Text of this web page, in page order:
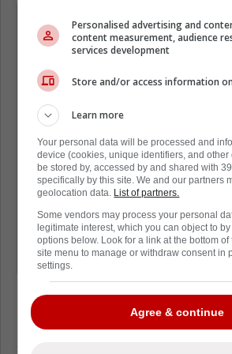
« Les deux joueurs
même position et n'ont pas
de la même façon, certes,
deux sont arrivés au sein
équipe à un moment où
crédibiliser son projet de
reconstruction et semblait
tourner le coin. En ce
des parallèles fort
tracer entre ces deux
- DLC
L'ancien des Islanders ne vient
Personalised advertising and
content measurement, audience
services development
Store and/or access information
Learn more
Your personal data will be processed and
device (cookies, unique identifiers, and other
be stored by, accessed by and shared with
specifically by this site. We and our partners
geolocation data. List of partners.
Some vendors may process your personal
legitimate interest, which you can object to
options below. Look for a link at the bottom
site menu to manage or withdraw consent in
settings.
Agree & continue